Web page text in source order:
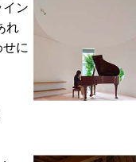
ン
れ
せに